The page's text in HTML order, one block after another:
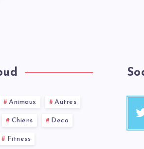
Animaux Autres
Chiens Deco
Fitness